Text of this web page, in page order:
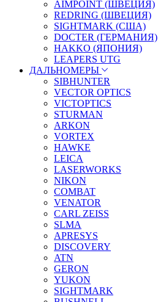
AIMPOINT (ШВЕЦИЯ)
REDRING (ШВЕЦИЯ)
SIGHTMARK (США)
DOCTER (ГЕРМАНИЯ)
HAKKO (ЯПОНИЯ)
LEAPERS UTG
ДАЛЬНОМЕРЫ
SIBHUNTER
VECTOR OPTICS
VICTOPTICS
STURMAN
ARKON
VORTEX
HAWKE
LEICA
LASERWORKS
NIKON
COMBAT
VENATOR
CARL ZEISS
SLMA
APRESYS
DISCOVERY
ATN
GERON
YUKON
SIGHTMARK